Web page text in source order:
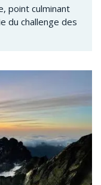
point culminant
du challenge des